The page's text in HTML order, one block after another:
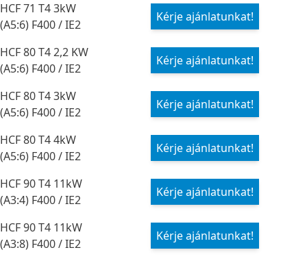
HCF 71 T4 3kW
(A5:6) F400 / IE2
Kérje ajánlatunkat!
HCF 80 T4 2,2 KW
(A5:6) F400 / IE2
Kérje ajánlatunkat!
HCF 80 T4 3kW
(A5:6) F400 / IE2
Kérje ajánlatunkat!
HCF 80 T4 4kW
(A5:6) F400 / IE2
Kérje ajánlatunkat!
HCF 90 T4 11kW
(A3:4) F400 / IE2
Kérje ajánlatunkat!
HCF 90 T4 11kW
(A3:8) F400 / IE2
Kérje ajánlatunkat!